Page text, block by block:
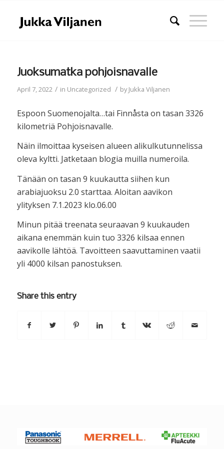
Juoksumatka pohjoisnavalle
April 7, 2022 / in Uncategorized / byJukka Viljanen
Espoon Suomenojalta…tai Finnåsta on tasan 3326
kilometriä Pohjoisnavalle.
Näin ilmoittaa kyseisen alueen alikulkutunnelissa
oleva kyltti. Jatketaan blogia muilla numeroila.
Tänään on tasan 9 kuukautta siihen kun
arabiajuoksu 2.0 starttaa. Aloitan aavikon
ylityksen 7.1.2023 klo.06.00
Minun pitää treenata seuraavan 9 kuukauden
aikana enemmän kuin tuo 3326 kilsaa ennen
aavikolle lähtöä. Tavoitteen saavuttaminen vaatii
yli 4000 kilsan panostuksen.
Share this entry